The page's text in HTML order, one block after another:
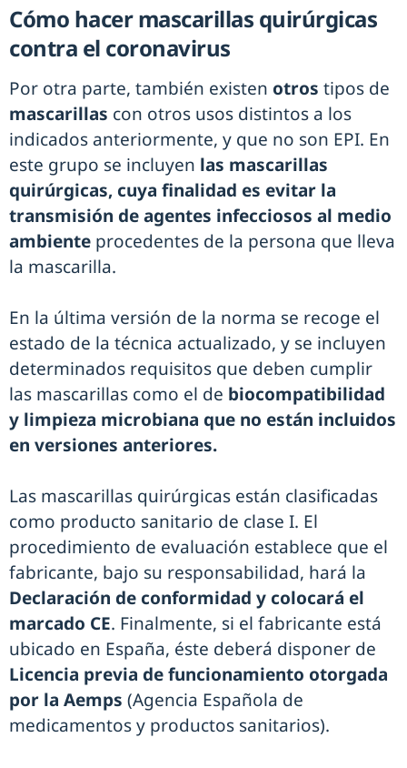
Cómo hacer mascarillas quirúrgicas
contra el coronavirus
Por otra parte, también existen otros tipos de
mascarillas con otros usos distintos a los
indicados anteriormente, y que no son EPI. En
este grupo se incluyen las mascarillas
quirúrgicas, cuya finalidad es evitar la
transmisión de agentes infecciosos al medio
ambiente procedentes de la persona que lleva
la mascarilla.
En la última versión de la norma se recoge el
estado de la técnica actualizado, y se incluyen
determinados requisitos que deben cumplir
las mascarillas como el de biocompatibilidad
y limpieza microbiana que no están incluidos
en versiones anteriores.
Las mascarillas quirúrgicas están clasificadas
como producto sanitario de clase I. El
procedimiento de evaluación establece que el
fabricante, bajo su responsabilidad, hará la
Declaración de conformidad y colocará el
marcado CE. Finalmente, si el fabricante está
ubicado en España, éste deberá disponer de
Licencia previa de funcionamiento otorgada
por la Aemps (Agencia Española de
medicamentos y productos sanitarios).